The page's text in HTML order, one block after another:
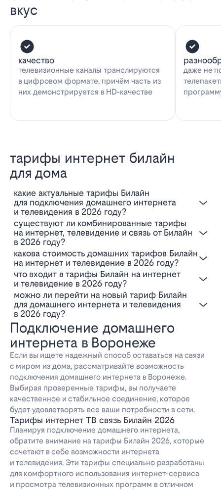
вкус
качество
телевизионные каналы транслируются
в цифровом формате, причём часть из
них демонстрируется в HD-качестве
даже не
тарифы интернет билайн
для дома
Какие актуальные тарифы Билайн
для подключения домашнего интернета
и телевидения в 2026 году?
Существуют ли комбинированные тарифы
на интернет, телевидение и связь от Билайн
в 2026 году?
Какова стоимость домашних тарифов Билайн
на интернет и телевидение в 2026 году?
Что входит в тарифы Билайн на интернет
и телевидение в 2026 году?
Можно ли перейти на новый тариф Билайн
для домашнего интернета и телевидения
в 2026 году?
Подключение домашнего
интернета в Воронеже
Если вы ищете надежный способ оставаться на связи
с миром из дома, рассматривайте возможность
подключения домашнего интернета в Воронеже.
Выбирая проверенные тарифы, вы получаете
качественное и стабильное соединение, которое
будет удовлетворять все ваши потребности в сети.
Тарифы интернет ТВ связь Билайн 2026
Планируя подключение домашнего интернета,
обратите внимание на тарифы Билайн 2026, которые
сочетают в себе возможности интернета
и телевидения. Эти тарифы специально разработаны
для комфортного использования интернет-сервиса
и просмотра телевизионных программ в отличном